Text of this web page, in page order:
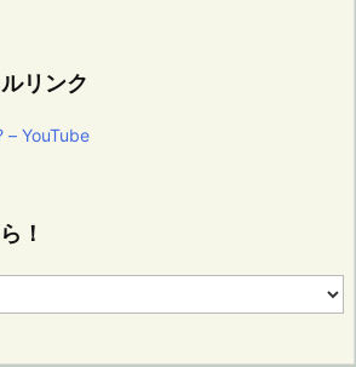
リンク
– YouTube
！